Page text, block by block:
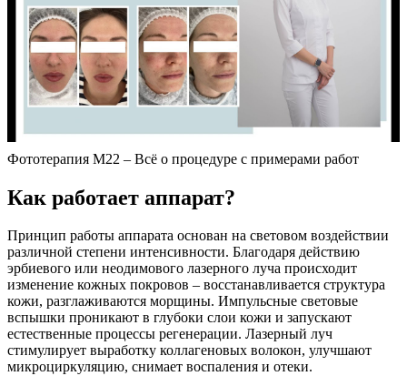
Фототерапия М22 – Всё о процедуре с примерами работ
Как работает аппарат?
Принцип работы аппарата основан на световом воздействии
различной степени интенсивности. Благодаря действию
эрбиевого или неодимового лазерного луча происходит
изменение кожных покровов – восстанавливается структура
кожи, разглаживаются морщины. Импульсные световые
вспышки проникают в глубоки слои кожи и запускают
естественные процессы регенерации. Лазерный луч
стимулирует выработку коллагеновых волокон, улучшают
микроциркуляцию, снимает воспаления и отеки.